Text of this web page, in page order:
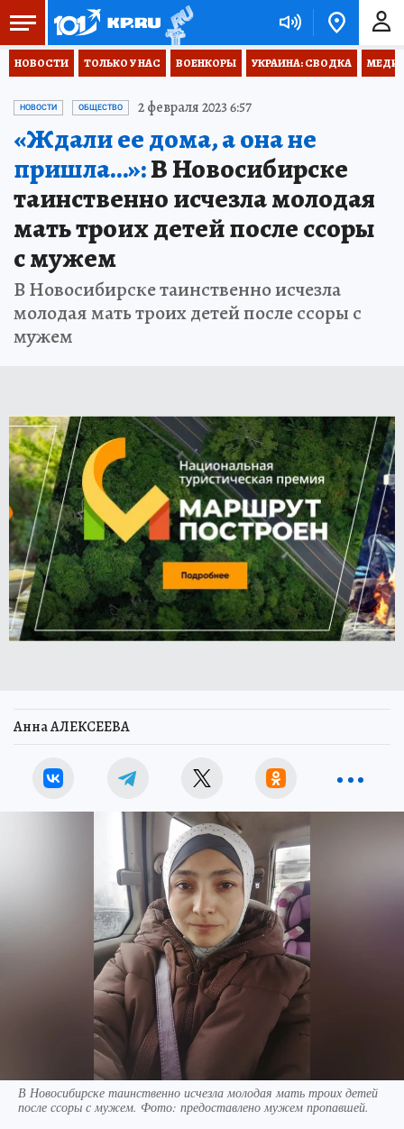
НОВОСТИ ТОЛЬКО У НАС ВОЕНКОРЫ УКРАИНА: СВОДКА
НОВОСТИ ОБЩЕСТВО 2 февраля 2023 6:57
«Ждали ее дома, а она не
пришла…»:В Новосибирске
таинственно исчезла молодая
мать троих детей после ссоры
с мужем
В Новосибирске таинственно исчезла
молодая мать троих детей после ссоры с
мужем
Анна АЛЕКСЕЕВА
В Новосибирске таинственно исчезла молодая мать троих детей
после ссоры с мужем. Фото: предоставлено мужем пропавшей.